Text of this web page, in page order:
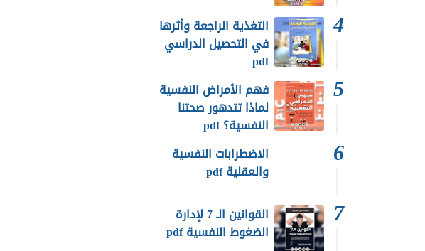
التغذية الراجعة وأثرها
في التحصيل الدراسي
pdf
فهم الأمراض النفسية
لماذا تتدهور صحتنا
النفسية؟ pdf
الاضطرابات النفسية
والعقلية pdf
القوانين الـ 7 لإدارة
الضغوط النفسية pdf